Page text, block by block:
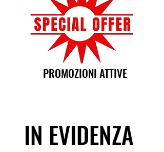
PROMOZIONI ATTIVE
IN EVIDENZA